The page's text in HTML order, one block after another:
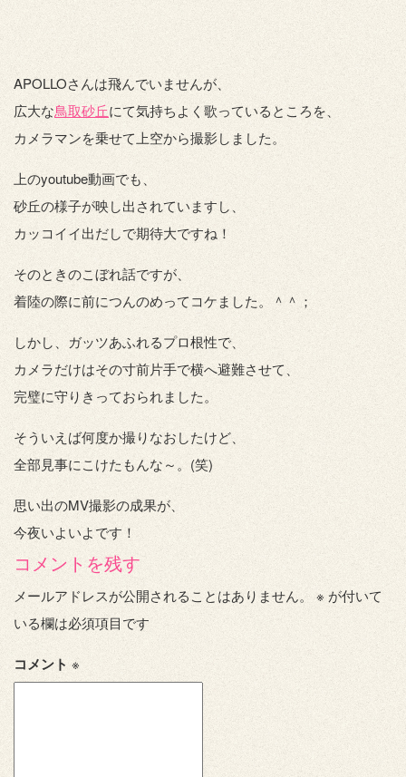
APOLLOさんは飛んでいませんが、
広大な鳥取砂丘にて気持ちよく歌っているところを、
カメラマンを乗せて上空から撮影しました。
上のyoutube動画でも、
砂丘の様子が映し出されていますし、
カッコイイ出だしで期待大ですね！
そのときのこぼれ話ですが、
着陸の際に前につんのめってコケました。＾＾；
しかし、ガッツあふれるプロ根性で、
カメラだけはその寸前片手で横へ避難させて、
完璧に守りきっておられました。
そういえば何度か撮りなおしたけど、
全部見事にこけたもんな～。(笑)
思い出のMV撮影の成果が、
今夜いよいよです！
コメントを残す
メールアドレスが公開されることはありません。 ※ が付いて
いる欄は必須項目です
コメント ※